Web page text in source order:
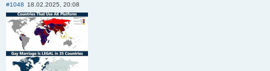
#1048 18.02.2025, 20:08